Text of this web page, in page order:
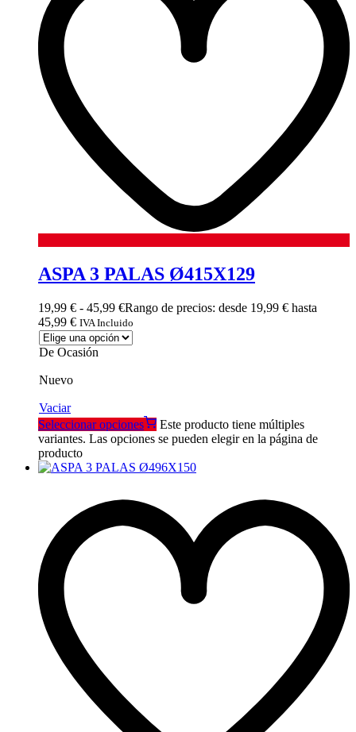
ASPA 3 PALAS Ø415X129
19,99 € - 45,99 €Rango de precios: desde 19,99 € hasta
45,99 € IVA Incluido
De Ocasión
Nuevo
Vaciar
Seleccionar opciones
Este producto tiene múltiples
variantes. Las opciones se pueden elegir en la página de
producto